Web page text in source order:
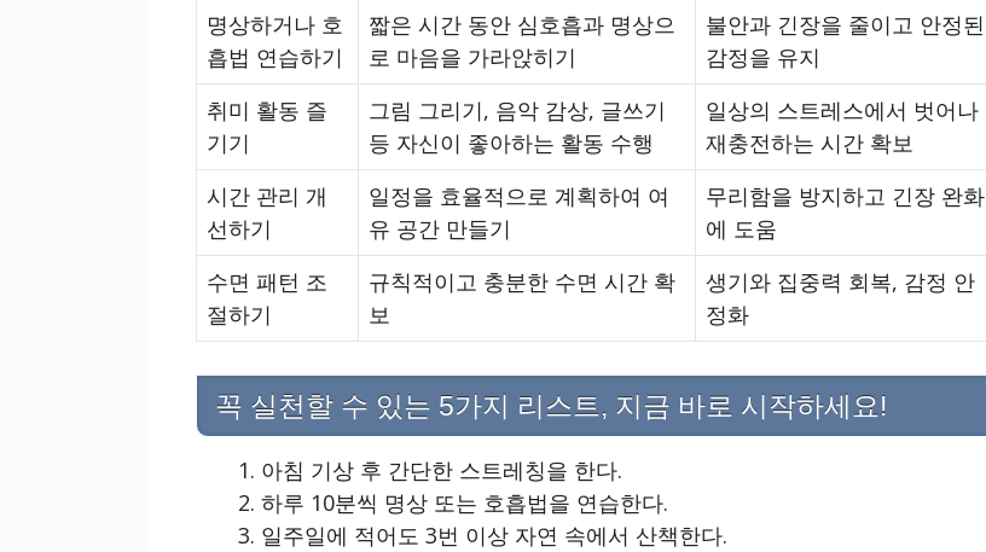
명상하거나 호
흡법 연습하기
짧은 시간 동안 심호흡과 명상으
로 마음을 가라앉히기
불안과 긴장을 줄이고 안정된
감정을 유지
취미 활동 즐
기기
그림 그리기, 음악 감상, 글쓰기
등 자신이 좋아하는 활동 수행
일상의 스트레스에서 벗어나
재충전하는 시간 확보
시간 관리 개
선하기
일정을 효율적으로 계획하여 여
유 공간 만들기
무리함을 방지하고 긴장 완화
에 도움
수면 패턴 조
절하기
규칙적이고 충분한 수면 시간 확
보
생기와 집중력 회복, 감정 안
정화
꼭 실천할 수 있는 5가지 리스트, 지금 바로 시작하세요!
아침 기상 후 간단한 스트레칭을 한다.
하루 10분씩 명상 또는 호흡법을 연습한다.
일주일에 적어도 3번 이상 자연 속에서 산책한다.